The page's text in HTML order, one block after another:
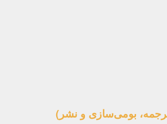
بومی‌سازی و نشر)